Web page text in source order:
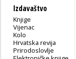
Izdavaštvo
Knjige
Vijenac
Kolo
Hrvatska revija
Prirodoslovlje